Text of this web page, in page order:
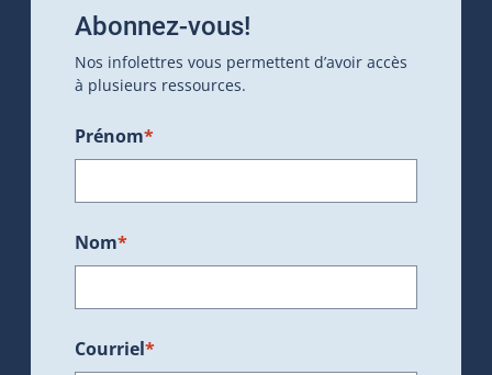
Abonnez-vous!
Nos infolettres vous permettent d’avoir accès
à plusieurs ressources.
Prénom*
Nom*
Courriel*